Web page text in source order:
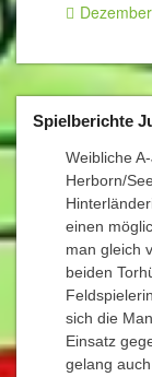
Spielberichte
Weibliche
Herborn/
einen
man gleich
beiden
sich die
Einsatz
gelang